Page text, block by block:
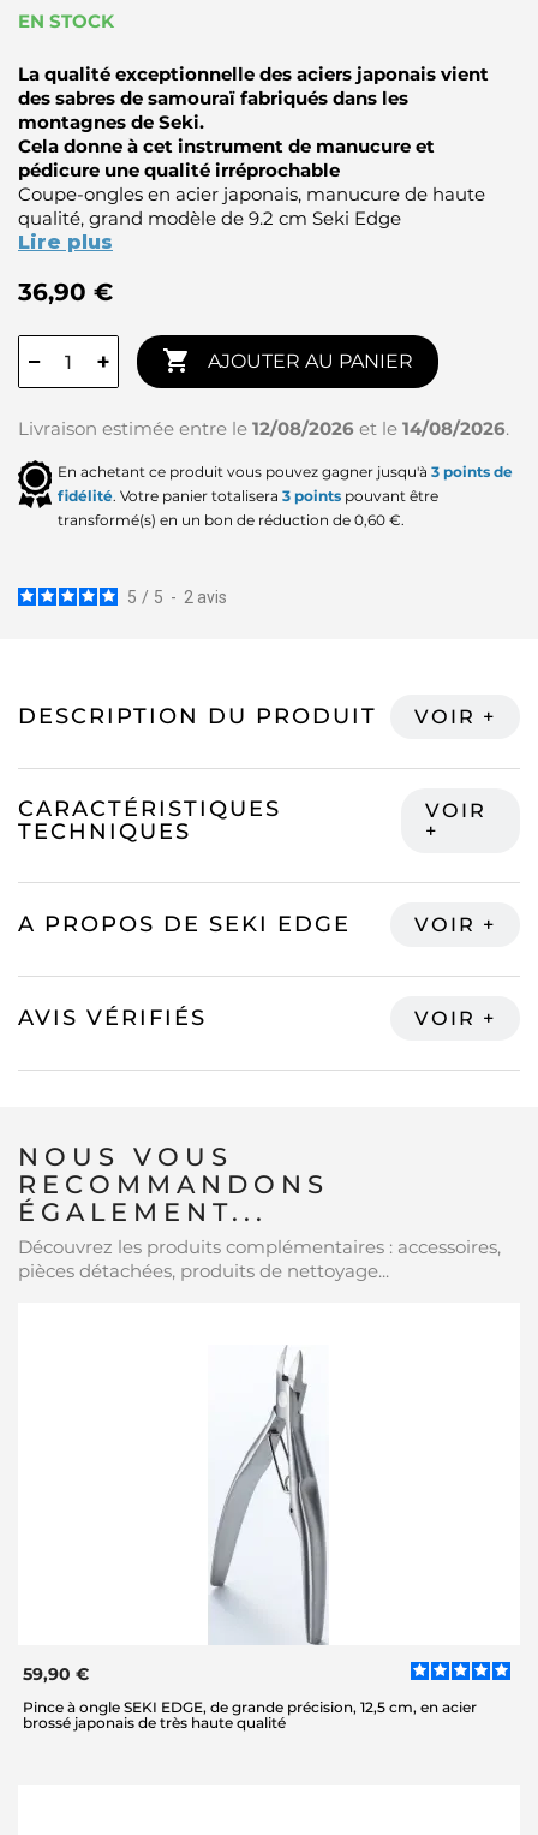
EN STOCK
La qualité exceptionnelle des aciers japonais vient
des sabres de samouraï fabriqués dans les
montagnes de Seki.
Cela donne à cet instrument de manucure et
pédicure une qualité irréprochable
Coupe-ongles en acier japonais, manucure de haute
qualité, grand modèle de 9.2 cm Seki Edge
Lire plus
36,90 €
− +  AJOUTER AU PANIER
Livraison estimée entre le 12/08/2026 et le 14/08/2026.
En achetant ce produit vous pouvez gagner jusqu'à 3 points de
fidélité. Votre panier totalisera 3 points pouvant être
transformé(s) en un bon de réduction de 0,60 €.
5 / 5 - 2 avis
DESCRIPTION DU PRODUIT
CARACTÉRISTIQUES
TECHNIQUES
A PROPOS DE SEKI EDGE
AVIS VÉRIFIÉS
NOUS VOUS
RECOMMANDONS
ÉGALEMENT...
Découvrez les produits complémentaires : accessoires,
pièces détachées, produits de nettoyage...
59,90 €
Pince à ongle SEKI EDGE, de grande précision, 12,5 cm, en acier
brossé japonais de très haute qualité